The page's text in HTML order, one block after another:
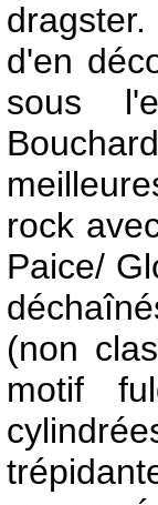
d'en
sous
rock
Paice/
(non
motif